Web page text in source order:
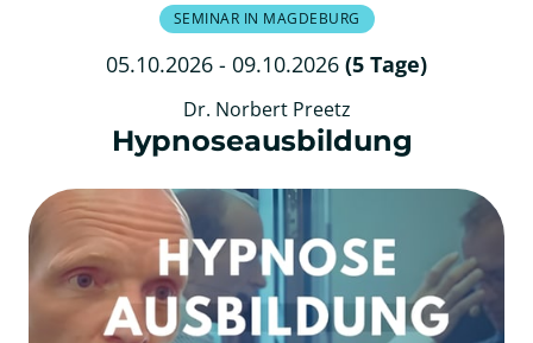
SEMINAR IN MAGDEBURG
05.10.2026 - 09.10.2026 (5 Tage)
Dr. Norbert Preetz
Hypnoseausbildung